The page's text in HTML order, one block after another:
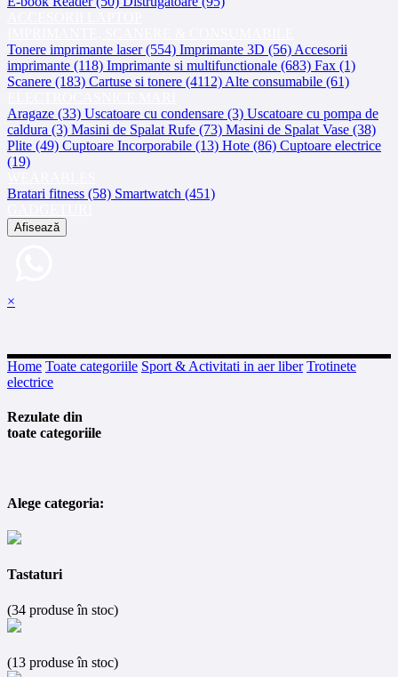
Tonere imprimante laser (554) Imprimante 3D (56) Accesorii
imprimante (118) Imprimante si multifunctionale (683) Fax (1)
Scanere (183) Cartuse si tonere (4112) Alte consumabile (61)
Aragaze (33) Uscatoare cu condensare (3) Uscatoare cu pompa de
caldura (3) Masini de Spalat Rufe (73) Masini de Spalat Vase (38)
Plite (49) Cuptoare Incorporabile (13) Hote (86) Cuptoare electrice
(19)
Bratari fitness (58) Smartwatch (451)
Afisează
×
Home Toate categoriile Sport & Activitati in aer liber Trotinete
electrice
Rezulate din
toate categoriile
Alege categoria:
Tastaturi
(34 produse în stoc)
(13 produse în stoc)